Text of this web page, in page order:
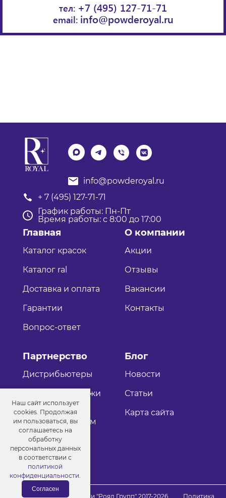
тел: +7 (495) 127-71-71
email: info@powderoyal.ru
info@powderoyal.ru
+ 7 (495) 127-71-71
График работы: Пн-Пт
Время работы: с 8:00 до 17:00
Главная
Каталог красок
Каталог ral
Доставка и оплата
Гарантии
Вопрос-ответ
О компании
Акции
Отзывы
Вакансии
Контакты
Партнерство
Дистрибьютеры
Оптовые продажи
Как стать
дистрибьютером
Блог
Новости
Статьи
Карта сайта
© Порошковые краски "Роял Групп" 2017-2026 Политика
Наш сайт использует
cookies. Продолжая
им пользоваться, вы
соглашаетесь на
обработку
персональных данных
в соответствии с
политикой
конфиденциальности.
Согласен